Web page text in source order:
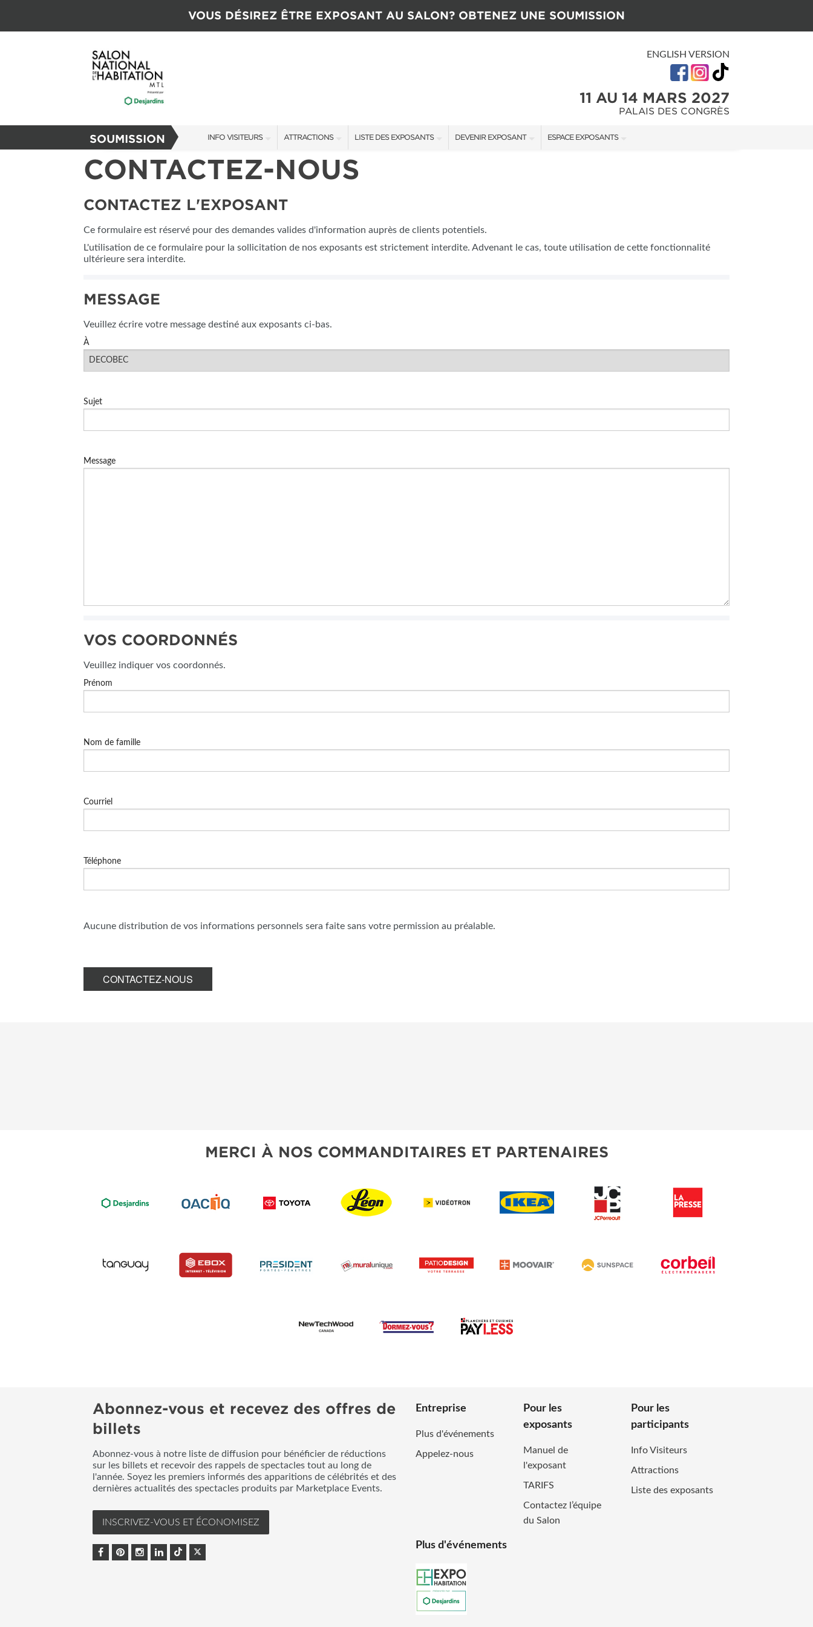
VOUS DÉSIREZ ÊTRE EXPOSANT AU SALON? OBTENEZ UNE SOUMISSION
11 AU 14 MARS 2027
PALAIS DES CONGRÈS
SOUMISSION INFO VISITEURS
INFO VISITEURS
S'ABONNER MAINTENANT
ATTRACTIONS
ATTRACTIONS
LISTE DES EXPOSANTS
EXPOSANTS
COMMANDITAIRES
DEVENIR EXPOSANT
OBTENIR UNE SOUMISSION
ESPACE EXPOSANTS
ENGLISH VERSION
CONTACTEZ-NOUS
CONTACTEZ L'EXPOSANT
Ce formulaire est réservé pour des demandes valides d'information auprès de clients potentiels.
L'utilisation de ce formulaire pour la sollicitation de nos exposants est strictement interdite. Advenant le cas, toute utilisation de cette fonctionnalité
ultérieure sera interdite.
MESSAGE
Veuillez écrire votre message destiné aux exposants ci-bas.
À
Sujet
Message
VOS COORDONNÉS
Veuillez indiquer vos coordonnés.
Prénom
Nom de famille
Courriel
Téléphone
Aucune distribution de vos informations personnels sera faite sans votre permission au préalable.
CONTACTEZ-NOUS
MERCI À NOS COMMANDITAIRES ET PARTENAIRES
Abonnez-vous et recevez des offres de
billets
Abonnez-vous à notre liste de diffusion pour bénéficier de réductions
sur les billets et recevoir des rappels de spectacles tout au long de
l'année. Soyez les premiers informés des apparitions de célébrités et des
dernières actualités des spectacles produits par Marketplace Events.
INSCRIVEZ-VOUS ET ÉCONOMISEZ
Entreprise
Plus d'événements
Appelez-nous
Pour les
exposants
Manuel de
l'exposant
TARIFS
Contactez l’équipe
du Salon
Pour les
participants
Info Visiteurs
Attractions
Liste des exposants
Plus d'événements